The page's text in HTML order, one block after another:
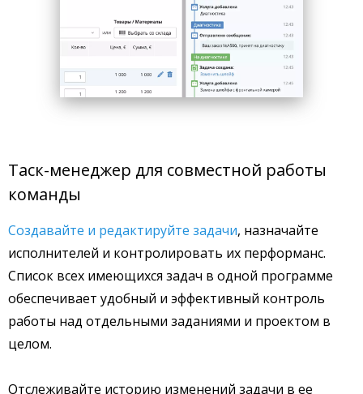
Таск-менеджер для совместной работы
команды
Создавайте и редактируйте задачи, назначайте
исполнителей и контролировать их перформанс.
Список всех имеющихся задач в одной программе
обеспечивает удобный и эффективный контроль
работы над отдельными заданиями и проектом в
целом.
Отслеживайте историю изменений задачи в ее